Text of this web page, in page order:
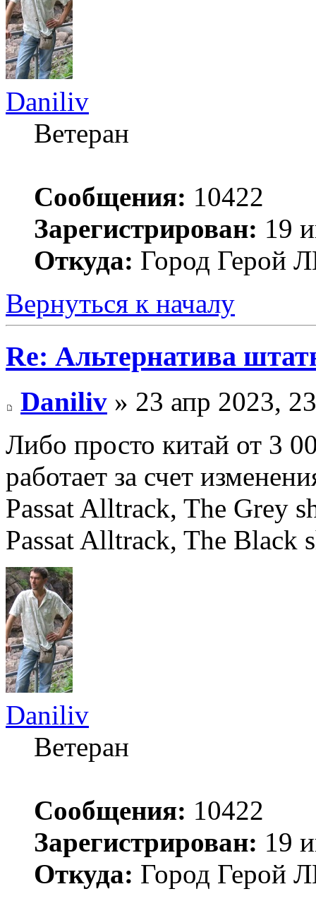
Daniliv
Ветеран
Сообщения: 10422
Зарегистрирован: 19
Откуда: Город Герой
Вернуться к началу
Re: Альтернатива
Daniliv » 23 апр 2023,
Либо просто китай от 3
работает за счет
Passat Alltrack, The Grey
Passat Alltrack, The Black
Daniliv
Ветеран
Сообщения: 10422
Зарегистрирован: 19
Откуда: Город Герой